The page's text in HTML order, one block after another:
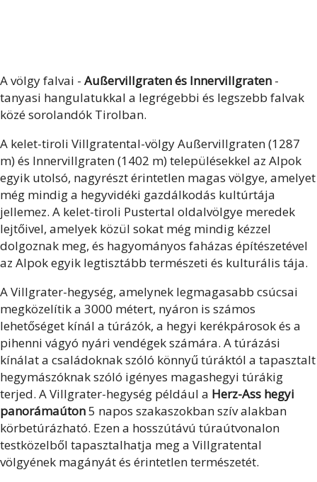
A völgy falvai - Außervillgraten és Innervillgraten -
tanyasi hangulatukkal a legrégebbi és legszebb falvak
közé sorolandók Tirolban.
A kelet-tiroli Villgratental-völgy Außervillgraten (1287
m) és Innervillgraten (1402 m) településekkel az Alpok
egyik utolsó, nagyrészt érintetlen magas völgye, amelyet
még mindig a hegyvidéki gazdálkodás kultúrtája
jellemez. A kelet-tiroli Pustertal oldalvölgye meredek
lejtőivel, amelyek közül sokat még mindig kézzel
dolgoznak meg, és hagyományos faházas építészetével
az Alpok egyik legtisztább természeti és kulturális tája.
A Villgrater-hegység, amelynek legmagasabb csúcsai
megközelítik a 3000 métert, nyáron is számos
lehetőséget kínál a túrázók, a hegyi kerékpárosok és a
pihenni vágyó nyári vendégek számára. A túrázási
kínálat a családoknak szóló könnyű túráktól a tapasztalt
hegymászóknak szóló igényes magashegyi túrákig
terjed. A Villgrater-hegység például a Herz-Ass hegyi
panorámaúton5 napos szakaszokban szív alakban
körbetúrázható. Ezen a hosszútávú túraútvonalon
testközelből tapasztalhatja meg a Villgratental
völgyének magányát és érintetlen természetét.